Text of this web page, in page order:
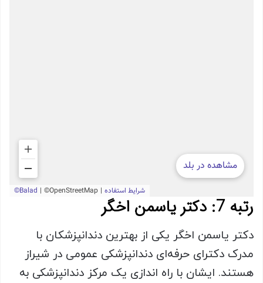
رتبه 7: دکتر یاسمن اخگر
دکتر یاسمن اخگر یکی از بهترین دندانپزشکان با
مدرک دکترای حرفه‌ای دندانپزشکی عمومی در شیراز
هستند. ایشان با راه اندازی یک مرکز دندانپزشکی به